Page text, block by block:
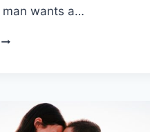
man wants a…
16
HOMBRE